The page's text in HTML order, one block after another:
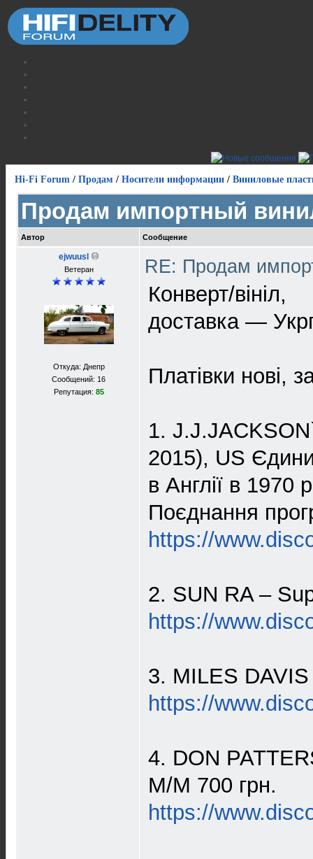
Hi-Fi Forum / Продам / Носители информации / Виниловые
Продам импортный
Автор Сообщение
ejwuusl
Ветеран
Откуда: Днепр
Сообщений: 16
Репутация: 85
RE: Продам
Конверт/вініл,
доставка —
Платівки
1.
2015), US
в Англії в 1970
Поєднання
https://
2. SUN RA –
https://
3. MILES
https://
4. DON
M/M 700 грн.
https://